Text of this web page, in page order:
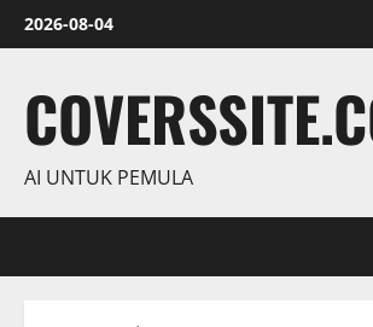
Skip
to
2026-08-04
AI UNTUK PEMULA